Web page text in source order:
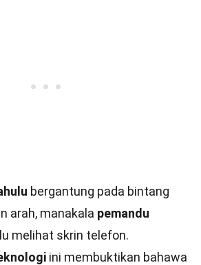
bergantung pada bintang
arah, manakala pemandu
melihat skrin telefon.
ini membuktikan bahawa